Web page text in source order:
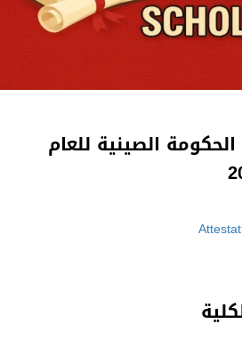
الصينية للعام